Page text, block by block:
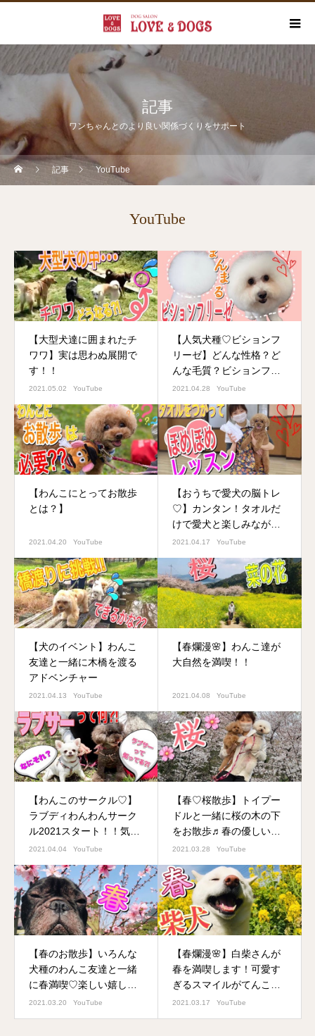
記事
ワンちゃんとのより良い関係づくりをサポート
記事 YouTube
YouTube
【大型犬達に囲まれたチ
ワワ】実は思わぬ展開で
す！！
2021.05.02 YouTube
【人気犬種♡ビションフ
リーゼ】どんな性格？ど
んな毛質？ビションフリ
ーゼのことを知りたい！
2021.04.28 YouTube
【わんこにとってお散歩
とは？】
2021.04.20 YouTube
【おうちで愛犬の脳トレ
♡】カンタン！タオルだ
けで愛犬と楽しみながら
脳トレしてみましょう
2021.04.17 YouTube
【犬のイベント】わんこ
友達と一緒に木橋を渡る
アドベンチャー
2021.04.13 YouTube
【春爛漫🌸】わんこ達が
大自然を満喫！！
2021.04.08 YouTube
【わんこのサークル♡】
ラブディわんわんサーク
ル2021スタート！！気軽
に参加できる楽しいサー
2021.04.04 YouTube
【春♡桜散歩】トイプー
ドルと一緒に桜の木の下
をお散歩♬春の優しい日
差しの中でゆっくりお散
2021.03.28 YouTube
【春のお散歩】いろんな
犬種のわんこ友達と一緒
に春満喫♡楽しい嬉しい
小春日和の1日♬
2021.03.20 YouTube
【春爛漫🌸】白柴さんが
春を満喫します！可愛す
ぎるスマイルがてんこ盛
り♡菜の花♬梅♬つくし
2021.03.17 YouTube